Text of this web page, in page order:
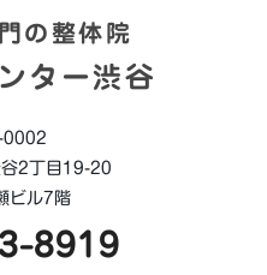
の整体院
ター渋谷
0002
2丁目19-20
ビル7階
8919